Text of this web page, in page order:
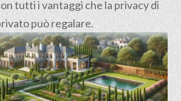
tutti i vantaggi che la privacy di
può regalare.